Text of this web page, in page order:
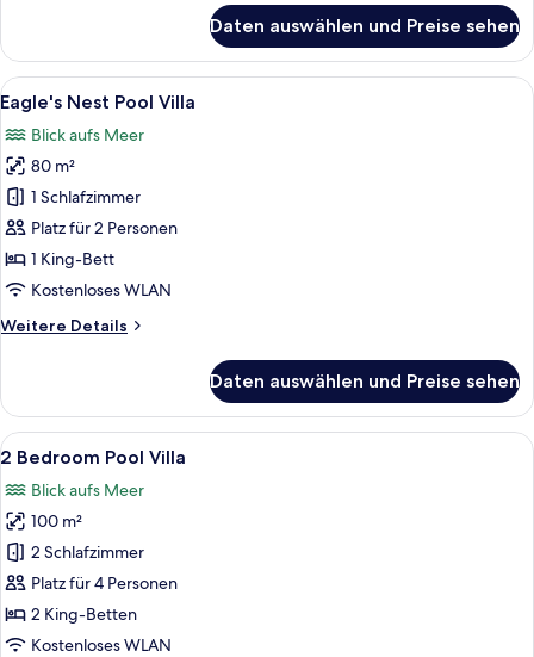
Pool
Villa
Daten auswählen und Preise sehen
Alle
Fotos
für
Eagle's
Nest
Pool
Villa
anzeigen
Ein luxuriöses Strandresort an einer
4
Eagle's Nest Pool Villa
Blick aufs Meer
80 m²
1 Schlafzimmer
Platz für 2 Personen
1 King-Bett
Kostenloses WLAN
Weitere Details
Weitere
Nest
Pool
Villa
Daten auswählen und Preise sehen
Alle
Fotos
für
2
Bedroom
Pool
Villa
anzeigen
Ein Bett mit Baldachin, Blick auf
6
2 Bedroom Pool Villa
Blick aufs Meer
100 m²
2 Schlafzimmer
Platz für 4 Personen
2 King-Betten
Kostenloses WLAN